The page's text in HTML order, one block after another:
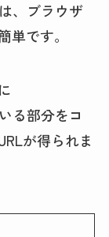
、ブラウザ
です。
る部分をコ
が得られま